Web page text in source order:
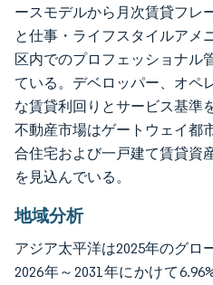
ースモデルから月次賃貸フレ
と仕事・ライフスタイルアメ
区内でのプロフェッショナル
ている。デベロッパー、オペ
な賃貸利回りとサービス基準
不動産市場はゲートウェイ都
合住宅および一戸建て賃貸資
を見込んでいる。
地域分析
アジア太平洋は2025年のグロ
2026年～2031年にかけて